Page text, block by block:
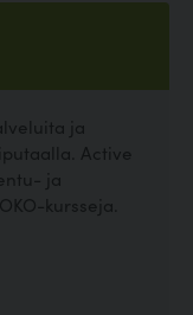
ja
Active
ja
kursseja.